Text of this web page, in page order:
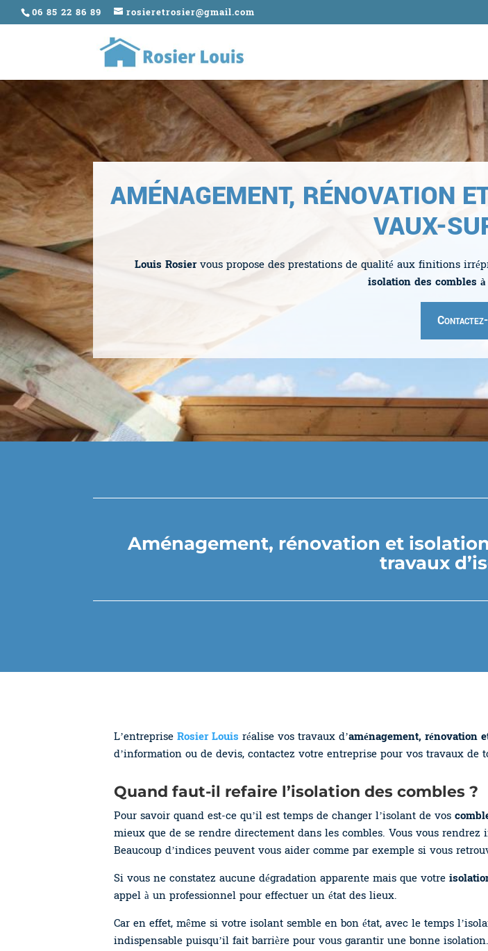
06 85 22 86 89 rosieretrosier@gmail.com
AMÉNAGEMENT, RÉNOVATION
VAUX-
Louis Rosiervous propose des prestations de qualité aux finitions
isolation des combles
Aménagement, rénovation et
travaux
L’entrepriseRosier Louis réalise vos travaux d’aménagement, rénovation
d’information ou de devis, contactez votre entreprise pour vos travaux de
Quand faut-il refaire l’isolation des combles ?
Pour savoir quand est-ce qu’il est temps de changer l’isolant de vos
mieux que de se rendre directement dans les combles. Vous vous
Beaucoup d’indices peuvent vous aider comme par exemple si vous
Si vous ne constatez aucune dégradation apparente mais que votre
appel à un professionnel pour effectuer un état des lieux.
Car en effet, même si votre isolant semble en bon état, avec le temps
indispensable puisqu’il fait barrière pour vous garantir une bonne isolation.